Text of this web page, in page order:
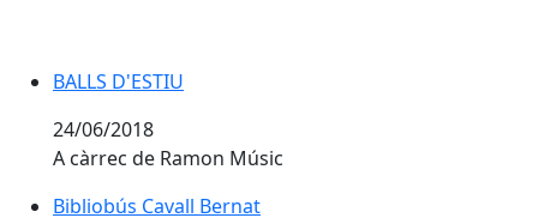
BALLS D'ESTIU
BALLS D'ESTIU
24/06/2018
A càrrec de Ramon Músic
Bibliobús Cavall Bernat
Bibliobús Cavall Bernat